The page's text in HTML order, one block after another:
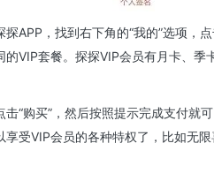
APP，找到右下角的“我的”选项，
的VIP套餐。探探VIP会员有月卡、
“购买”，然后按照提示完成支付就
享受VIP会员的各种特权了，比如无